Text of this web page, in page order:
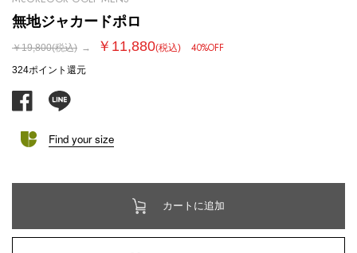
無地ジャカードポロ
￥19,800(税込) → ￥11,880(税込) 40%OFF
324ポイント 還元
facebook
Find your size
カートに追加